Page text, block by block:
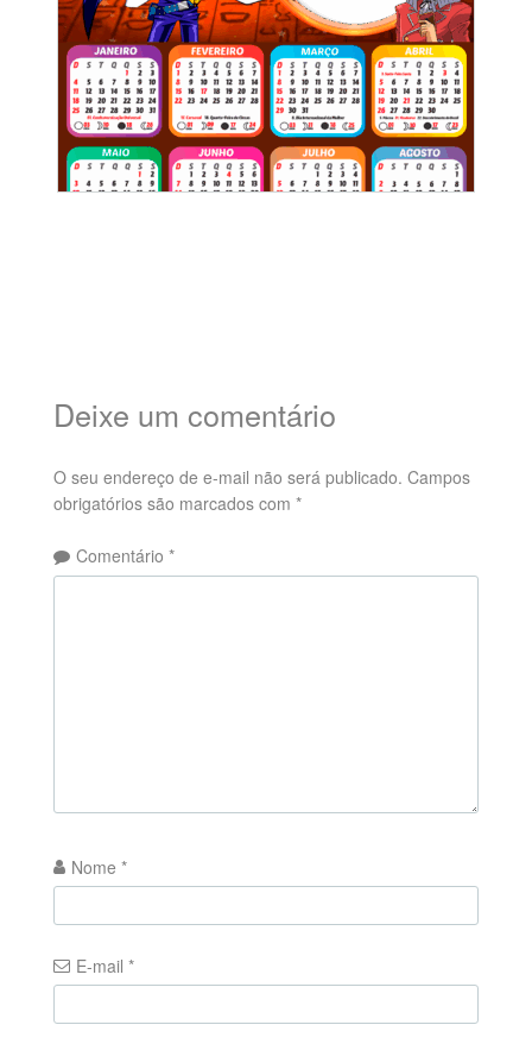
Deixe um comentário
O seu endereço de e-mail não será publicado. Campos
obrigatórios são marcados com *
Comentário *
Nome *
E-mail *